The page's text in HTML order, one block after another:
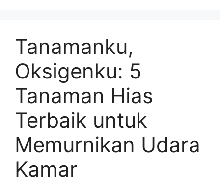
Tanamanku,
Oksigenku: 5
Tanaman Hias
Terbaik untuk
Memurnikan Udara
Kamar